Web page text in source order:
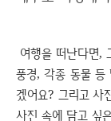
여행을 떠난다면,
풍경, 각종 동물 등
겠어요? 그리고 사
사진 속에 담고 싶